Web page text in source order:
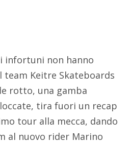
non hanno
Keitre Skateboards
rotto, una gamba
tira fuori un recap
tour alla mecca, dando
al nuovo rider Marino